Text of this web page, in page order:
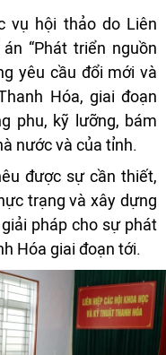
vụ hội thảo do Liên
“Phát triển nguồn
yêu cầu đổi mới và
Hóa, giai đoạn
phu, kỹ lưỡng, bám
nước và của tỉnh.
được sự cần thiết,
trạng và xây dựng
pháp cho sự phát
Hóa giai đoạn tới.